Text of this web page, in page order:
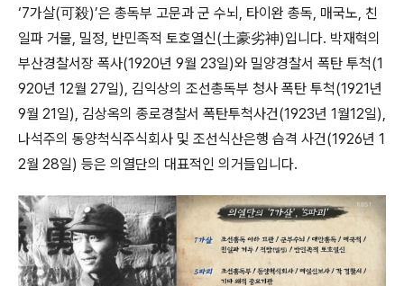
‘7가살(可殺)’은 총독부 고문과 군 수뇌, 타이완 총독, 매국노, 친
일파 거물, 밀정, 반민족적 토호열신(土豪劣神)입니다. 박재혁의
부산경찰서장 폭사(1920년 9월 23일)와 밀양경찰서 폭탄 투척(1
920년 12월 27일), 김익상의 조선총독부 청사 폭탄 투척(1921년
9월 21일), 김상옥의 종로경찰서 폭탄투척사건(1923년 1월12일),
나석주의 동양척식주식회사 및 조선식산은행 습격 사건(1926년 1
2월 28일) 등은 의열단의 대표적인 의거들입니다.